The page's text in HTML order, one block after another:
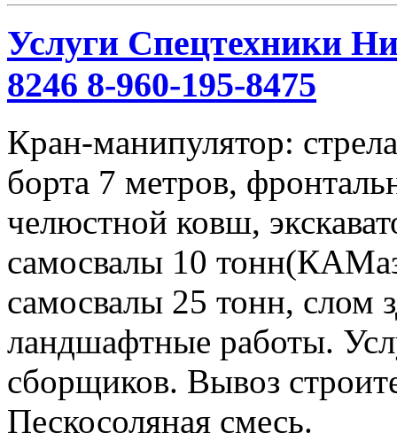
Услуги Спецтехники
8246 8-960-195-8475
Кран-манипулятор:
борта 7 метров,
челюстной ковш,
самосвалы 10
самосвалы 25 тонн, слом
ландшафтные работы.
сборщиков. Вывоз
Пескосоляная смесь.